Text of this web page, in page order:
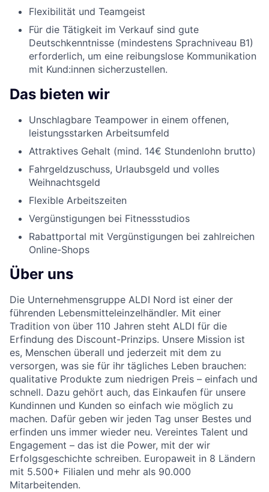
Flexibilität und Teamgeist
Für die Tätigkeit im Verkauf sind gute
Deutschkenntnisse (mindestens Sprachniveau B1)
erforderlich, um eine reibungslose Kommunikation
mit Kund:innen sicherzustellen.
Das bieten wir
Unschlagbare Teampower in einem offenen,
leistungsstarken Arbeitsumfeld
Attraktives Gehalt (mind. 14€ Stundenlohn brutto)
Fahrgeldzuschuss, Urlaubsgeld und volles
Weihnachtsgeld
Flexible Arbeitszeiten
Vergünstigungen bei Fitnessstudios
Rabattportal mit Vergünstigungen bei zahlreichen
Online-Shops
Über uns
Die Unternehmensgruppe ALDI Nord ist einer der
führenden Lebensmitteleinzelhändler. Mit einer
Tradition von über 110 Jahren steht ALDI für die
Erfindung des Discount-Prinzips. Unsere Mission ist
es, Menschen überall und jederzeit mit dem zu
versorgen, was sie für ihr tägliches Leben brauchen:
qualitative Produkte zum niedrigen Preis – einfach und
schnell. Dazu gehört auch, das Einkaufen für unsere
Kundinnen und Kunden so einfach wie möglich zu
machen. Dafür geben wir jeden Tag unser Bestes und
erfinden uns immer wieder neu. Vereintes Talent und
Engagement – das ist die Power, mit der wir
Erfolgsgeschichte schreiben. Europaweit in 8 Ländern
mit 5.500+ Filialen und mehr als 90.000
Mitarbeitenden.